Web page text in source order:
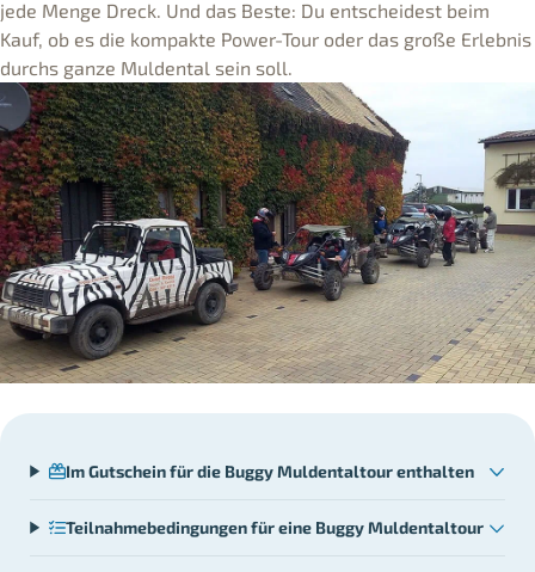
jede Menge Dreck. Und das Beste: Du entscheidest beim
Kauf, ob es die kompakte Power-Tour oder das große Erlebnis
durchs ganze Muldental sein soll.
Im Gutschein für die Buggy Muldentaltour enthalten
Teilnahmebedingungen für eine Buggy Muldentaltour